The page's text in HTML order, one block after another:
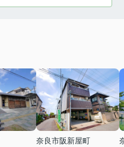
奈良市阪新屋町